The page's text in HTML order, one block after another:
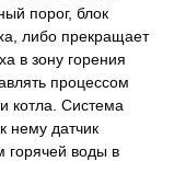
порог, блок
либо прекращает
в зону горения
процессом
котла. Система
нему датчик
горячей воды в